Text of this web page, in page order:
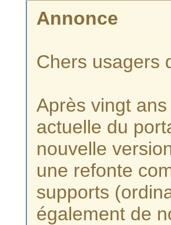
Annonce
Chers usagers
Après vingt
actuelle du
nouvelle
une refonte
supports
également de